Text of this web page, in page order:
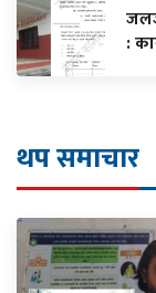
:
थप समाचार